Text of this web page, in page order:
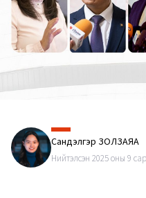
Сандэлгэр ЗОЛЗАЯА
Нийтэлсэн 2025 оны 9